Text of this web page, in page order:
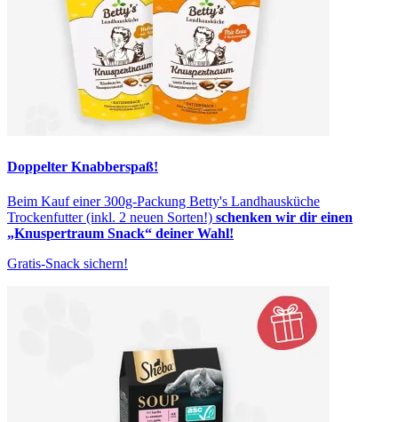
Doppelter Knabberspaß!
Beim Kauf einer 300g-Packung Betty's Landhausküche
Trockenfutter (inkl. 2 neuen Sorten!) schenken wir dir einen
„Knuspertraum Snack“ deiner Wahl!
Gratis-Snack sichern!